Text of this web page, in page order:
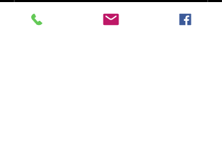
Votre billet Noël